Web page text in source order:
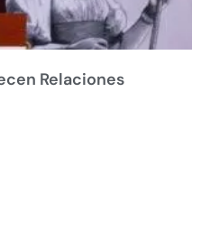
Relaciones